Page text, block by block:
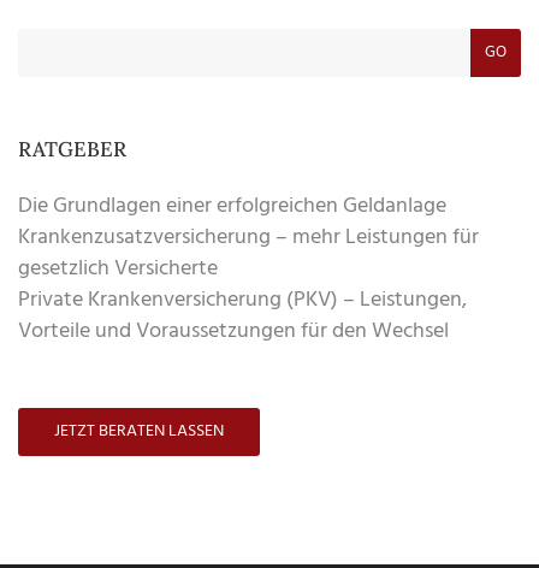
GO
RATGEBER
Die Grundlagen einer erfolgreichen Geldanlage
Krankenzusatzversicherung – mehr Leistungen für
gesetzlich Versicherte
Private Krankenversicherung (PKV) – Leistungen,
Vorteile und Voraussetzungen für den Wechsel
JETZT BERATEN LASSEN